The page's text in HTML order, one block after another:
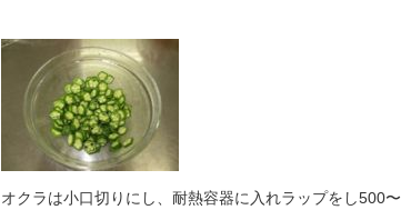
オクラは小口切りにし、耐熱容器に入れラップをし500〜